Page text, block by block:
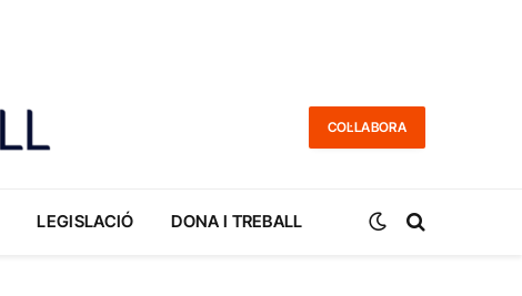
COL·LABORA
LEGISLACIÓ DONA I TREBALL